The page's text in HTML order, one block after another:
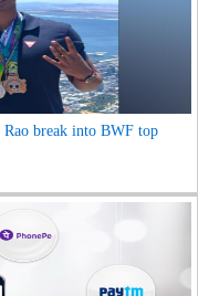
Rao break into BWF top